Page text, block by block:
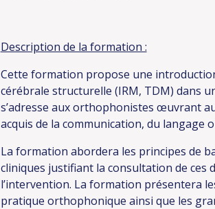
Description de la formation :
Cette formation propose une
cérébrale structurelle (IRM, TDM) dans
s’adresse aux orthophonistes œuvrant
acquis de la communication, du langage
La formation abordera les principes de
cliniques justifiant la consultation de ces
l’intervention. La formation présentera
pratique orthophonique ainsi que les